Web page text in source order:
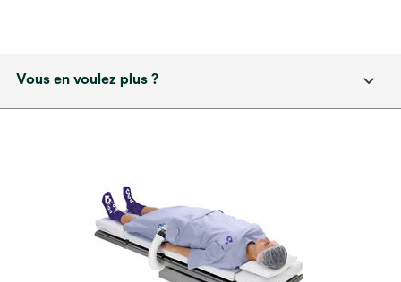
Vous en voulez plus ?